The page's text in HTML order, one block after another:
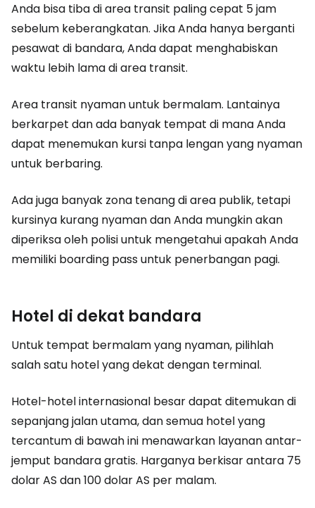
Anda bisa tiba di area transit paling cepat 5 jam
sebelum keberangkatan. Jika Anda hanya berganti
pesawat di bandara, Anda dapat menghabiskan
waktu lebih lama di area transit.
Area transit nyaman untuk bermalam. Lantainya
berkarpet dan ada banyak tempat di mana Anda
dapat menemukan kursi tanpa lengan yang nyaman
untuk berbaring.
Ada juga banyak zona tenang di area publik, tetapi
kursinya kurang nyaman dan Anda mungkin akan
diperiksa oleh polisi untuk mengetahui apakah Anda
memiliki boarding pass untuk penerbangan pagi.
Hotel di dekat bandara
Untuk tempat bermalam yang nyaman, pilihlah
salah satu hotel yang dekat dengan terminal.
Hotel-hotel internasional besar dapat ditemukan di
sepanjang jalan utama, dan semua hotel yang
tercantum di bawah ini menawarkan layanan antar-
jemput bandara gratis. Harganya berkisar antara 75
dolar AS dan 100 dolar AS per malam.